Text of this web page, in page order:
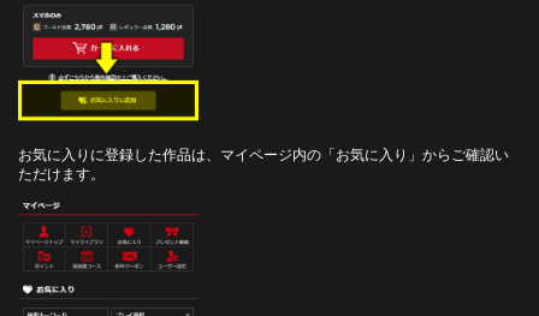
お気に入りに登録した作品は、マイページ内の「お気に入り」からご確認い
ただけます。